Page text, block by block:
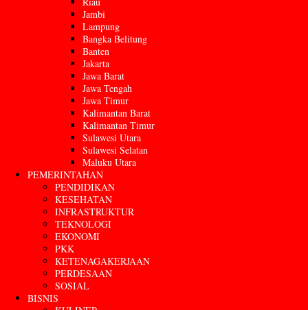
Jambi
Lampung
Bangka Belitung
Banten
Jakarta
Jawa Barat
Jawa Tengah
Jawa Timur
Kalimantan Barat
Kalimantan Timur
Sulawesi Utara
Sulawesi Selatan
Maluku Utara
PEMERINTAHAN
PENDIDIKAN
KESEHATAN
INFRASTRUKTUR
TEKNOLOGI
EKONOMI
PKK
KETENAGAKERJAAN
PERDESAAN
SOSIAL
BISNIS